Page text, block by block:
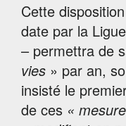
Cette
date par la
– permettra de
vies » par an,
insisté le
de ces «